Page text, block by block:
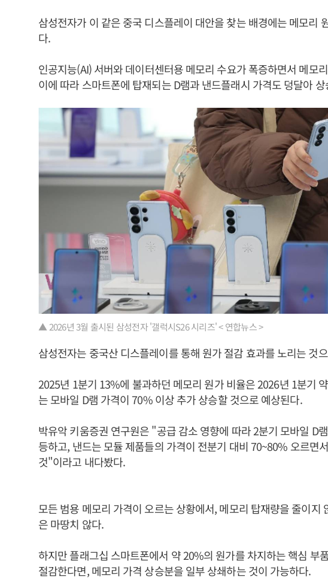
삼성전자가 이 같은 중국 디스플레이 대안을 찾는 배경에는 메모리
다.
인공지능(AI) 서버와 데이터센터용 메모리 수요가 폭증하면서 메모
이에 따라 스마트폰에 탑재되는 D램과 낸드플래시 가격도 덩달아
▲ 2026년 3월 출시된 삼성전자 '갤럭시S26 시리즈' < 연합뉴스 >
삼성전자는 중국산 디스플레이를 통해 원가 절감 효과를 노리는 것
2025년 1분기 13%에 불과하던 메모리 원가 비율은 2026년 1분기
는 모바일 D램 가격이 70% 이상 추가 상승할 것으로 예상된다.
박유악 키움증권 연구원은 "공급 감소 영향에 따라 2분기 모바일 D
등하고, 낸드는 모듈 제품들의 가격이 전분기 대비 70~80% 오르면
것"이라고 내다봤다.
모든 범용 메모리 가격이 오르는 상황에서, 메모리 탑재량을 줄이지
은 마땅치 않다.
하지만 플래그십 스마트폰에서 약 20%의 원가를 차지하는 핵심 부
절감한다면, 메모리 가격 상승분을 일부 상쇄하는 것이 가능하다.